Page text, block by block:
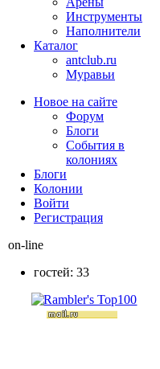
Инструменты
Наполнители
Каталог
antclub.ru
Муравьи
Новое на сайте
Форум
Блоги
События в
колониях
Блоги
Колонии
Войти
Peгиcтpaция
on-line
гостей: 33